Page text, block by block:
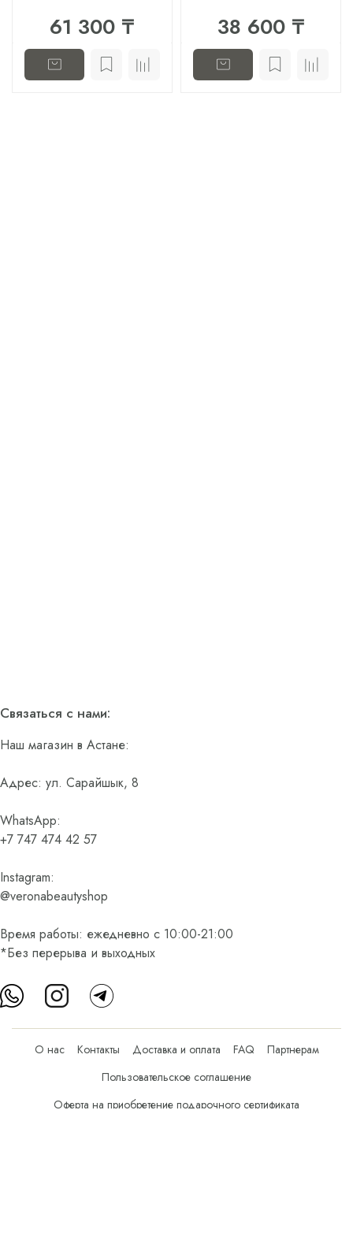
61 300 ₸ 38 600 ₸
Связаться с нами:
Наш магазин в Астане:
Адрес: ул. Сарайшык, 8
WhatsApp:
+7 747 474 42 57
Instagram:
@veronabeautyshop
Время работы: ежедневно с 10:00-21:00
*Без перерыва и выходных
О нас Контакты Доставка и оплата FAQ
Партнерам
Пользовательское соглашение
Оферта на приобретение подарочного сертификата